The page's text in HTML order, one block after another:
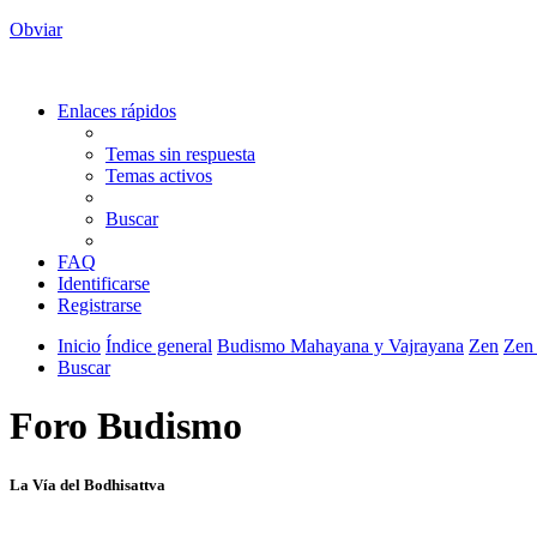
Obviar
Enlaces rápidos
Temas sin respuesta
Temas activos
Buscar
FAQ
Identificarse
Registrarse
Inicio Índice general Budismo Mahayana y Vajrayana Zen
Buscar
Foro Budismo
La Vía del Bodhisattva